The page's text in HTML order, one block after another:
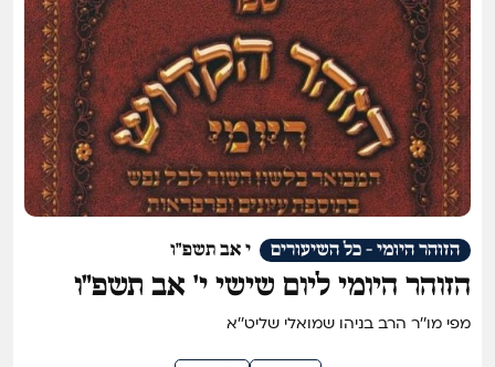
י אב תשפ"ו הזוהר היומי - כל השיעורים
הזוהר היומי ליום שישי י׳ אב תשפ״ו
מפי מו''ר הרב בניהו שמואלי שליט''א